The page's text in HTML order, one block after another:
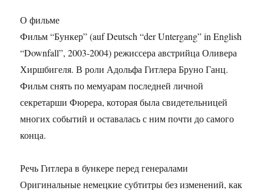
О фильме
Фильм “Бункер” (auf Deutsch “der Untergang” in English
“Downfall”, 2003-2004) режиссера австрийца Оливера
Хиршбигеля. В роли Адольфа Гитлера Бруно Ганц.
Фильм снять по мемуарам последней личной
секретарши Фюрера, которая была свидетельницей
многих событий и оставалась с ним почти до самого
конца.
Речь Гитлера в бункере перед генералами
Оригинальные немецкие субтитры без изменений, как